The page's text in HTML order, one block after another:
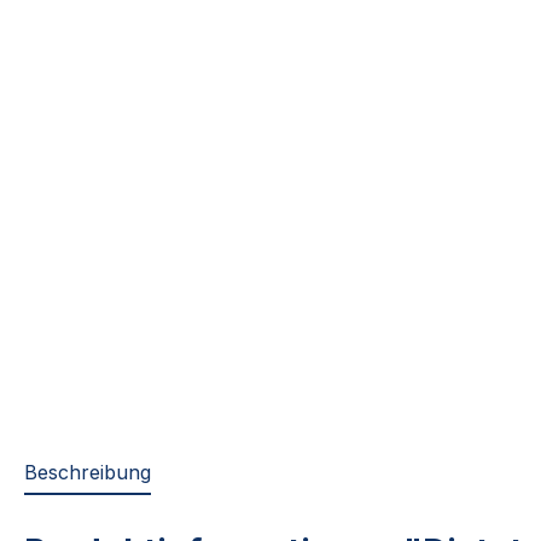
Beschreibung